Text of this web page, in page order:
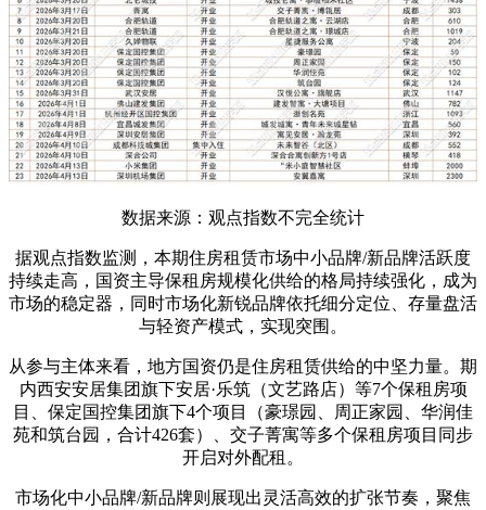
数据来源：观点指数不完全统计
据观点指数监测，本期住房租赁市场中小品牌/新品牌活跃度
持续走高，国资主导保租房规模化供给的格局持续强化，成为
市场的稳定器，同时市场化新锐品牌依托细分定位、存量盘活
与轻资产模式，实现突围。
从参与主体来看，地方国资仍是住房租赁供给的中坚力量。期
内西安安居集团旗下安居·乐筑（文艺路店）等7个保租房项
目、保定国控集团旗下4个项目（豪璟园、周正家园、华润佳
苑和筑台园，合计426套）、交子菁寓等多个保租房项目同步
开启对外配租。
市场化中小品牌/新品牌则展现出灵活高效的扩张节奏，聚焦